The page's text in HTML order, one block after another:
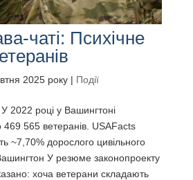
чаті: Психічне
2025 року| Події
2022 році у Вашингтоні
469 565 ветеранів. USAFacts
~7,70% дорослого цивільного
У резюме законопроекту
хоча ветерани складають